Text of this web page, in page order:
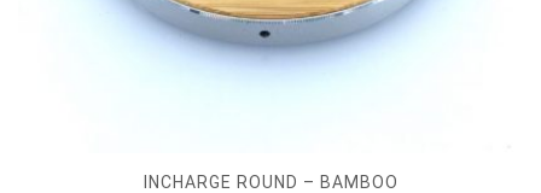
INCHARGE ROUND – BAMBOO